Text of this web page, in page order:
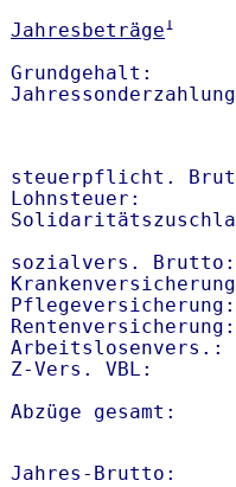
Jahresbeträge1
Grundgehalt:
steuerpflicht.
Lohnsteuer:
sozialvers.
Z-Vers. VBL:
Abzüge gesamt:
Jahres-